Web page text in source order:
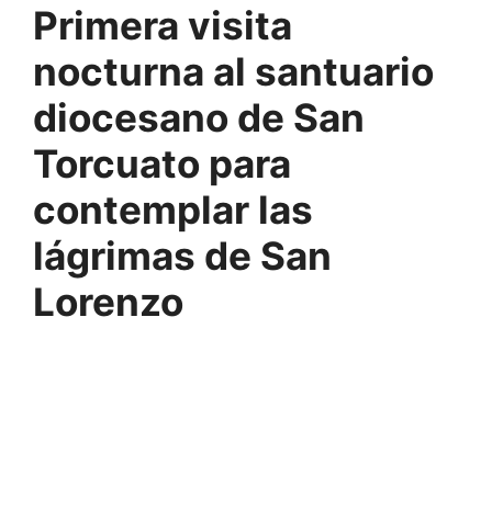
Primera visita
nocturna al santuario
diocesano de San
Torcuato para
contemplar las
lágrimas de San
Lorenzo